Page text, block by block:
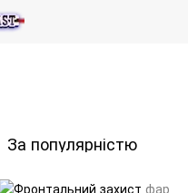
За популярністю